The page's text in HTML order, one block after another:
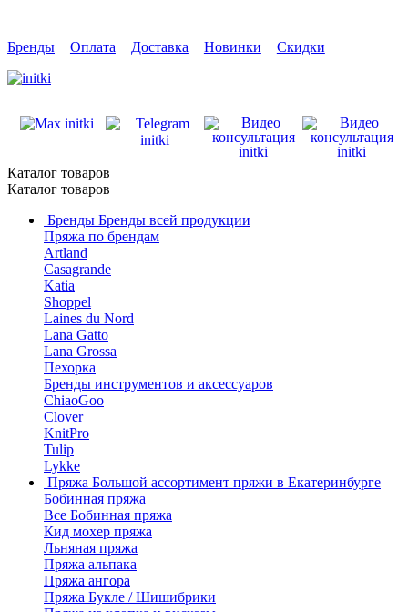
Бренды Оплата Доставка Новинки Скидки
Каталог товаров
Каталог товаров
Бренды Бренды всей продукции
Пряжа по брендам
Artland
Casagrande
Katia
Shoppel
Laines du Nord
Lana Gatto
Lana Grossa
Пехорка
Бренды инструментов и аксессуаров
ChiaoGoo
Clover
KnitPro
Tulip
Lykke
Пряжа Большой ассортимент пряжи в Екатеринбурге
Бобинная пряжа
Все Бобинная пряжа
Кид мохер пряжа
Льняная пряжа
Пряжа альпака
Пряжа ангора
Пряжа Букле / Шишибрики